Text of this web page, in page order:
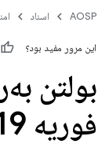
AOSP اسناد
این مرور مفید بود؟
بولتن
فوریه 2019